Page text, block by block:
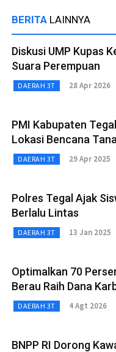
BERITA LAINNYA
Diskusi UMP Kupas
Suara Perempuan
DAERAH 3T 28 Apr 2026
PMI Kabupaten
Lokasi Bencana
DAERAH 3T 29 Apr 2025
Polres Tegal Ajak
Berlalu Lintas
DAERAH 3T 13 Jan 2025
Optimalkan 70
Berau Raih Dana
DAERAH 3T 4 Agt 2026
BNPP RI Dorong